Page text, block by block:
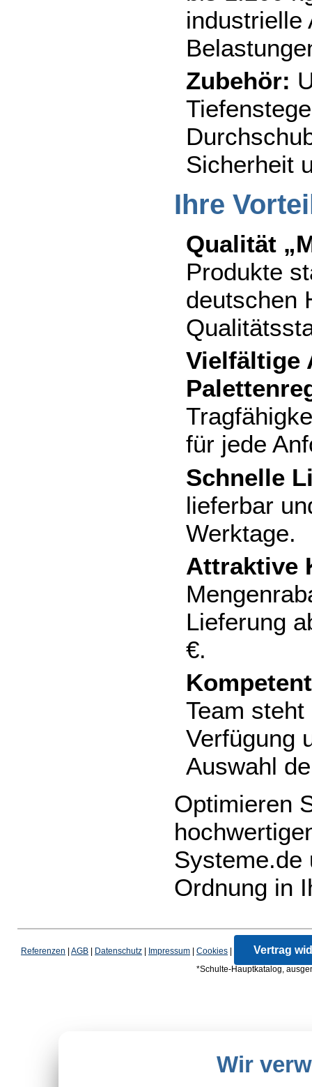
industrielle
Zubehör:
Sicherheit
Ihre
Qualität
Produkte
deutschen
Vielfältige
für jede
Schnelle
lieferbar
Werktage.
Attraktive
Lieferung
€.
Team
Verfügung
Auswahl
Optimieren
Systeme.de
Ordnung in
Referenzen AGB Datenschutz Impressum Cookies Vertrag
*Schulte-Hauptkatalog,
Wir